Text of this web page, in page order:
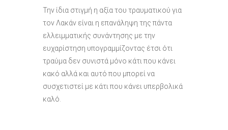
Την ίδια στιγμή η αξία του τραυματικού για
τον Λακάν είναι η επανάληψη της πάντα
ελλειμματικής συνάντησης με την
ευχαρίστηση υπογραμμίζοντας έτσι ότι
τραύμα δεν συνιστά μόνο κάτι που κάνει
κακό αλλά και αυτό που μπορεί να
συσχετιστεί με κάτι που κάνει υπερβολικά
καλό.